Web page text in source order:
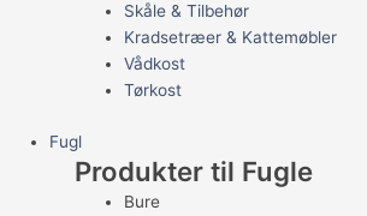
Skåle & Tilbehør
Kradsetræer & Kattemøbler
Vådkost
Tørkost
Fugl
Produkter til Fugle
Bure